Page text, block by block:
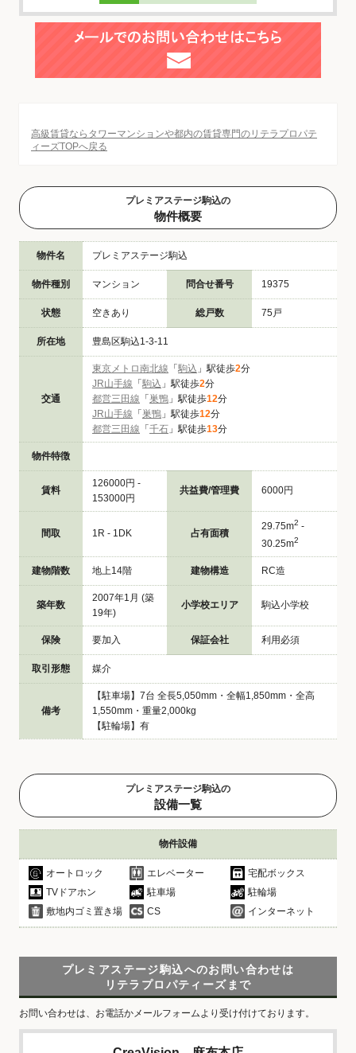
高級賃貸ならタワーマンションや都内の賃貸専門のリテラプロパテ
ィーズTOPへ戻る
プレミアステージ駒込の
物件概要
物件名 プレミアステージ駒込
物件種別 マンション 問合せ番号 19375
状態 空きあり 総戸数 75戸
所在地 豊島区駒込1-3-11
交通
東京メトロ南北線 「 駒込 」駅徒歩2分
JR山手線 「 駒込 」駅徒歩2分
都営三田線 「 巣鴨 」駅徒歩12分
JR山手線 「 巣鴨 」駅徒歩12分
都営三田線 「 千石 」駅徒歩13分
物件特徴
賃料
126000円 -
153000円
共益費/管理費 6000円
間取 1R - 1DK 占有面積
29.75m2 -
30.25m2
建物階数 地上14階 建物構造 RC造
築年数
2007年1月 (築
19年)
小学校エリア 駒込小学校
保険 要加入 保証会社 利用必須
取引形態 媒介
備考
【駐車場】7台 全長5,050mm・全幅1,850mm・全高
1,550mm・重量2,000kg
【駐輪場】有
プレミアステージ駒込の
設備一覧
物件設備
オートロック エレベーター
宅配ボックス
TVドアホン
駐車場
駐輪場
敷地内ゴミ置き場
CS インターネット
プレミアステージ駒込へのお問い合わせは
リテラプロパティーズまで
お問い合わせは、お電話かメールフォームより受け付けております。